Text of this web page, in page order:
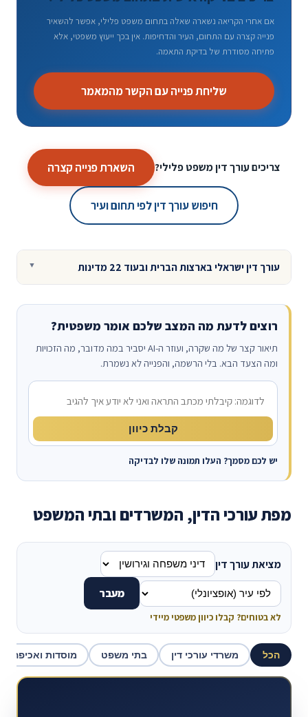
אם אחרי הקריאה נשארה שאלה בתחום משפט פלילי, אפשר להשאיר
פנייה קצרה עם התחום, העיר והדחיפות. אין בכך ייעוץ משפטי, אלא
פתיחה מסודרת של בדיקת התאמה.
שליחת פנייה עם הקשר מהמאמר
צריכים עורך דין משפט פלילי? השארת פנייה קצרה
חיפוש עורך דין לפי תחום ועיר
עורך דין ישראלי בארצות הברית ובעוד 22 מדינות
רוצים לדעת מה המצב שלכם אומר משפטית?
תיאור קצר של מה שקרה, ועוזר ה-AI יסביר במה מדובר, מה הזכויות
ומה הצעד הבא. בלי הרשמה, והפנייה לא נשמרת.
מה קרה?
קבלת כיוון
יש לכם מסמך? העלו תמונה שלו לבדיקה
מפת עורכי הדין, המשרדים ובתי המשפט
מציאת עורך דין
מעבר
לא בטוחים? קבלו כיוון משפטי מיידי
הכל משרדי עורכי דין בתי משפט מוסדות ואכיפה